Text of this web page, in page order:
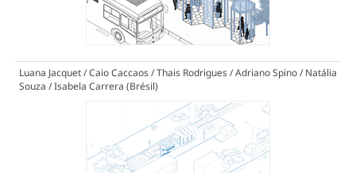
Luana Jacquet / Caio Caccaos / Thais Rodrigues / Adriano Spino / Natália
Souza / Isabela Carrera (Brésil)